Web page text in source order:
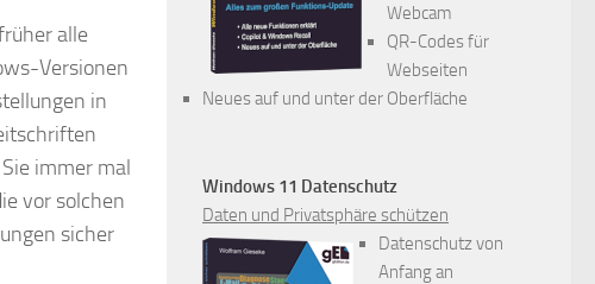
alle
Versionen
in
immer mal
vor solchen
sicher
Webcam
QR-Codes für
Webseiten
Neues auf und unter der Oberfläche
Windows 11 Datenschutz
Daten und Privatsphäre schützen
Datenschutz von
Anfang an